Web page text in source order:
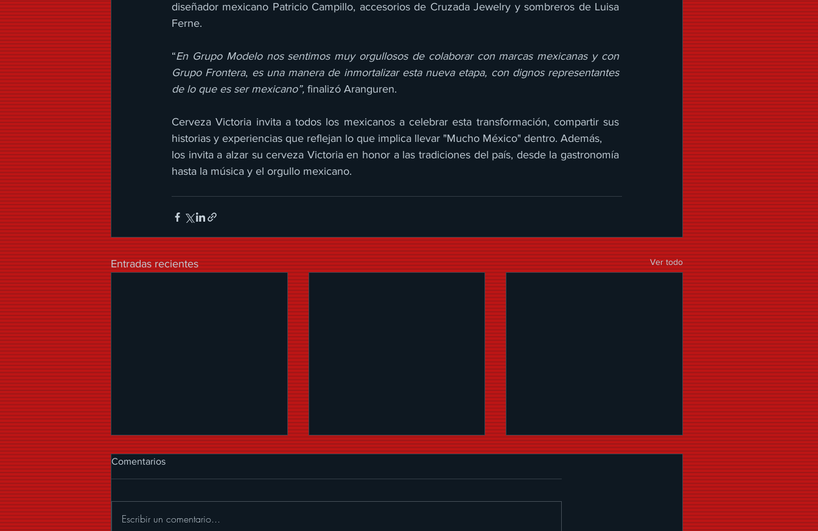
diseñador mexicano Patricio Campillo, accesorios de Cruzada Jewelry y sombreros de Luisa
Ferne.
“En Grupo Modelo nos sentimos muy orgullosos de colaborar con marcas mexicanas y con
Grupo Frontera, es una manera de inmortalizar esta nueva etapa, con dignos representantes
de lo que es ser mexicano”, finalizó Aranguren.
Cerveza Victoria invita a todos los mexicanos a celebrar esta transformación, compartir sus
historias y experiencias que reflejan lo que implica llevar "Mucho México" dentro. Además,
los invita a alzar su cerveza Victoria en honor a las tradiciones del país, desde la gastronomía
hasta la música y el orgullo mexicano.
Entradas recientes Ver todo
Comentarios
Escribir un comentario...